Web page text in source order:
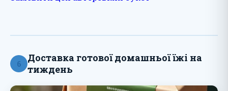
6
Доставка готової домашньої їжі на
тиждень